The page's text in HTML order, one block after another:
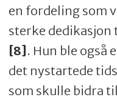
en fordeling som
sterke
[8]. Hun ble også
det nystartede
som skulle bidra